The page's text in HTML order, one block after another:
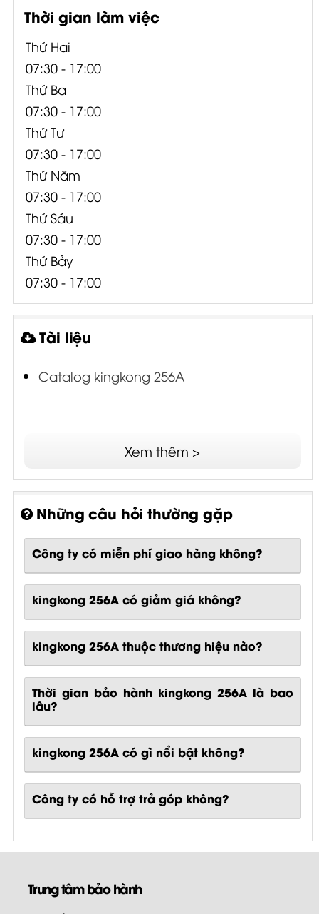
Thời gian làm việc
Thứ Hai
07:30 - 17:00
Thứ Ba
07:30 - 17:00
Thứ Tư
07:30 - 17:00
Thứ Năm
07:30 - 17:00
Thứ Sáu
07:30 - 17:00
Thứ Bảy
07:30 - 17:00
Tài liệu
Catalog kingkong 256A
Xem thêm >
Những câu hỏi thường gặp
Công ty có miễn phí giao hàng không?
kingkong 256A có giảm giá không?
kingkong 256A thuộc thương hiệu nào?
Thời gian bảo hành kingkong 256A là bao
lâu?
kingkong 256Acó gì nổi bật không?
Công ty có hỗ trợ trả góp không?
Trung tâm bảo hành